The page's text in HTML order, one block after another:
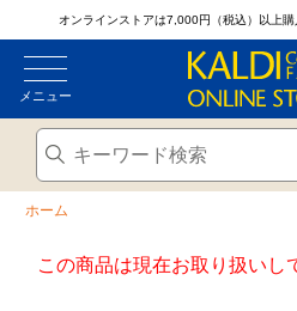
オンラインストアは7,000円（税込）以上購
メニュー
ホーム
この商品は現在お取り扱いし